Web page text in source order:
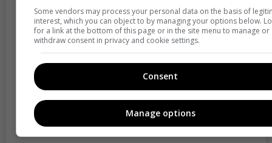
View this post on Instagram
Some vendors may process your personal data on the basis of
interest, which you can object to by managing your options below.
for a link at the bottom of this page or in the site menu to manage or
withdraw consent in privacy and cookie settings.
Consent
Manage options